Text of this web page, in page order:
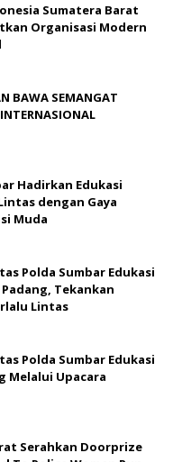
Sumatera Barat
Organisasi Modern
BAWA SEMANGAT
Hadirkan Edukasi
dengan Gaya
Muda
Polda Sumbar Edukasi
Tekankan
Lintas
Polda Sumbar Edukasi
Melalui Upacara
Serahkan Doorprize